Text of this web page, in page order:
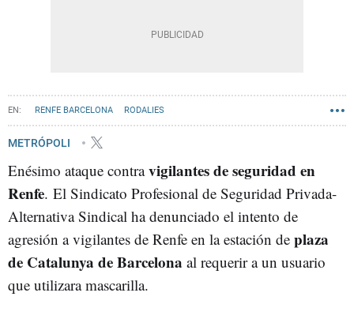
RENFE BARCELONA RODALIES
METRÓPOLI
Enésimo ataque contravigilantes de seguridad en
Renfe. El Sindicato Profesional de Seguridad Privada-
Alternativa Sindical ha denunciado el intento de
agresión a vigilantes de Renfe en la estación de plaza
de Catalunya de Barcelona al requerir a un usuario
que utilizara mascarilla.